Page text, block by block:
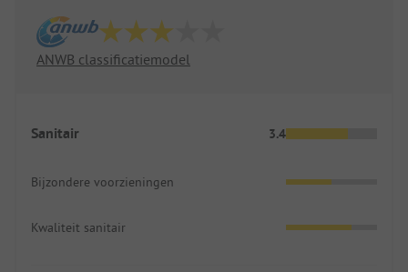
ANWB classificatiemodel
Sanitair 3.4
Bijzondere voorzieningen
Kwaliteit sanitair